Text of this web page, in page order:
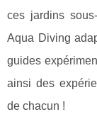
ces jardins
Aqua Diving
guides
ainsi des
de chacun !